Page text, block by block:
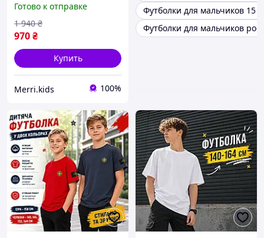
юноши, подростковые
футболки черного белого
цвета с принтом
Готово к отправке
970₴
1 940 ₴
Купить
Merri.kids 100%
Футболки для мальчиков 15
Футболки для мальчиков